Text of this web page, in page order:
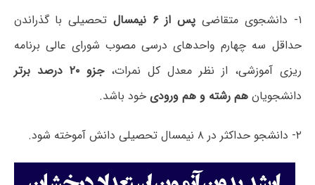
۱- دانشجوی متقاضی پس از ۶ نیمسال
تحصیلی با گذراندن
حداقل سه چهارم واحدهای درسی مصوب شورای عالی برنامه
ریزی آموزشی، از نظر معدل کل نمرات، جزو ۲۰ درصد برتر
دانشجویانهم رشته و هم ورودی خود باشد.
۲- دانشجو حداکثر در ۸ نیمسال تحصیلی دانش آموخته شود.